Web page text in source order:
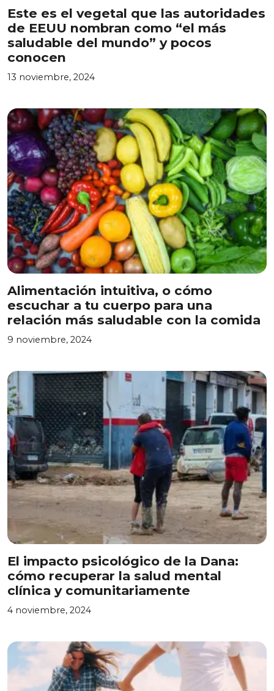
Este es el vegetal que las autoridades
de EEUU nombran como “el más
saludable del mundo” y pocos
conocen
13 noviembre, 2024
Alimentación intuitiva, o cómo
escuchar a tu cuerpo para una
relación más saludable con la comida
9 noviembre, 2024
El impacto psicológico de la Dana:
cómo recuperar la salud mental
clínica y comunitariamente
4 noviembre, 2024